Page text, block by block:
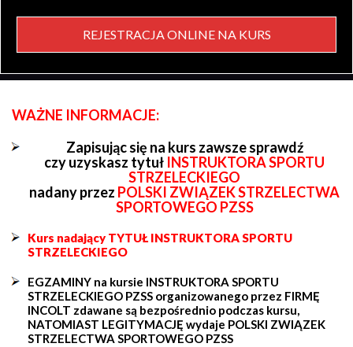
REJESTRACJA ONLINE NA KURS
WAŻNE INFORMACJE:
Zapisując się na kurs zawsze sprawdź
czy uzyskasz tytuł INSTRUKTORA SPORTU
STRZELECKIEGO
nadany przez POLSKI ZWIĄZEK STRZELECTWA
SPORTOWEGO PZSS
Kurs nadający TYTUŁ INSTRUKTORA SPORTU
STRZELECKIEGO
EGZAMINY na kursie INSTRUKTORA SPORTU
STRZELECKIEGO PZSS organizowanego przez FIRMĘ
INCOLT zdawane są bezpośrednio podczas kursu,
NATOMIAST LEGITYMACJĘ wydaje POLSKI ZWIĄZEK
STRZELECTWA SPORTOWEGO PZSS